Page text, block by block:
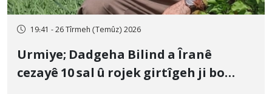
19:41 - 26 Tîrmeh (Temûz) 2026
Urmiye; Dadgeha Bilind a Îranê
cezayê 10 sal û rojek girtîgeh ji bo